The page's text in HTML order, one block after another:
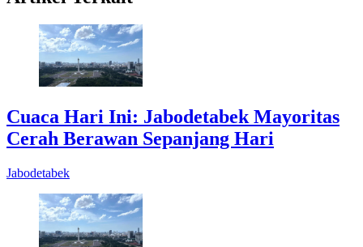
Cuaca Hari Ini: Jabodetabek Mayoritas
Cerah Berawan Sepanjang Hari
Jabodetabek